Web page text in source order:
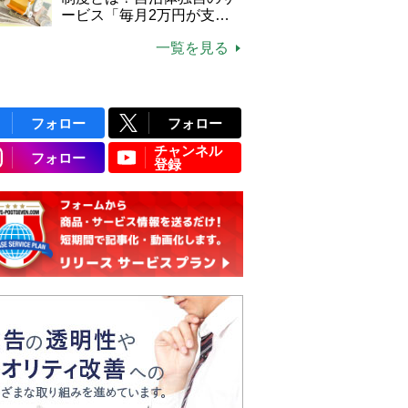
ービス「毎月2万円が支給
一覧を見る
フォロー フォロー
フォロー
チャンネル
登録